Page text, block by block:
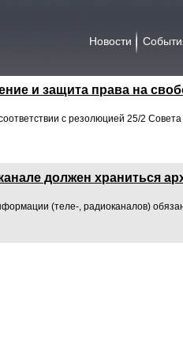
Новости
и защита права на
с резолюцией 25/2
должен храниться
(теле-, радиоканалов)